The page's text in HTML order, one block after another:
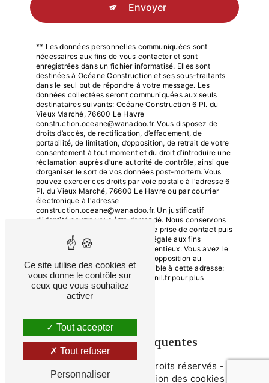
Envoyer
** Les données personnelles communiquées sont
nécessaires aux fins de vous contacter et sont
enregistrées dans un fichier informatisé. Elles sont
destinées à Océane Construction et ses sous-traitants
dans le seul but de répondre à votre message. Les
données collectées seront communiquées aux seuls
destinataires suivants: Océane Construction 6 Pl. du
Vieux Marché, 76600 Le Havre
construction.oceane@wanadoo.fr. Vous disposez de
droits d’accès, de rectification, d’effacement, de
portabilité, de limitation, d’opposition, de retrait de votre
consentement à tout moment et du droit d’introduire une
réclamation auprès d’une autorité de contrôle, ainsi que
d’organiser le sort de vos données post-mortem. Vous
pouvez exercer ces droits par voie postale à l'adresse 6
Pl. du Vieux Marché, 76600 Le Havre ou par courrier
électronique à l'adresse
construction.oceane@wanadoo.fr. Un justificatif
d'identité pourra vous être demandé. Nous conservons
vos données pendant la période de prise de contact puis
pendant la durée de prescription légale aux fins
probatoires et de gestion des contentieux. Vous avez le
droit de vous inscrire sur la liste d'opposition au
démarchage téléphonique, disponible à cette adresse:
Bloctel.gouv.fr. Consultez le site cnil.fr pour plus
d’informations sur vos droits.
Recherches fréquentes
- 2026 - Tous droits réservés -
Mentions légales
Gestion des cookies
Ce site utilise des cookies et
vous donne le contrôle sur
ceux que vous souhaitez
activer
Tout accepter
Tout refuser
Personnaliser